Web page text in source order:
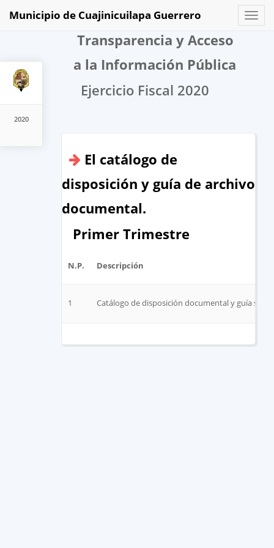
2020
Toggle
Municipio de Cuajinicuilapa Guerrero
Transparencia y Acceso
a la Información Pública
Ejercicio Fiscal 2020
El catálogo de
disposición y guía de archivo
documental.
Primer Trimestre
N.P. Descripción
1 Catálogo de disposición documental y guía